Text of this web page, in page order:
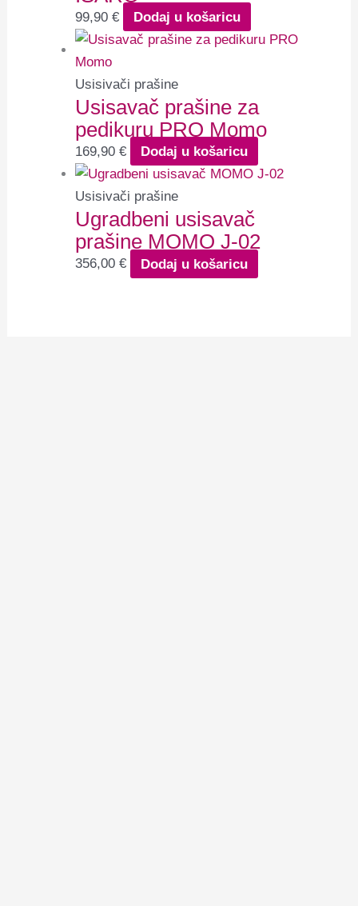
99,90€ Dodaj u košaricu
Usisivači prašine
Usisavač prašine za
pedikuru PRO Momo
169,90€ Dodaj u košaricu
Usisivači prašine
Ugradbeni usisavač
prašine MOMO J-02
356,00€ Dodaj u košaricu